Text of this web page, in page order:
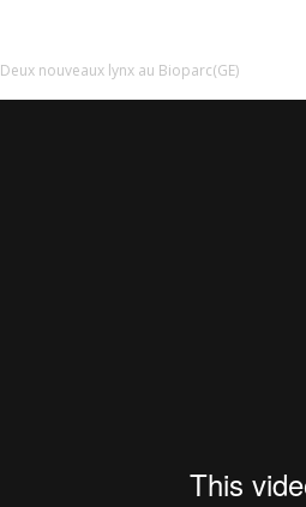
Deux nouveaux lynx au Bioparc(GE)